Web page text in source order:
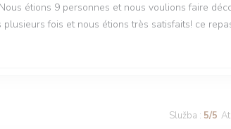
étions 9 personnes et nous voulions faire
plusieurs fois et nous étions très satisfaits! ce
Služba : 5/5